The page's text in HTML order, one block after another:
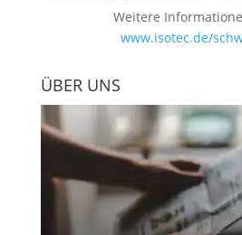
Weitere
www.isotec.de/
ÜBER UNS